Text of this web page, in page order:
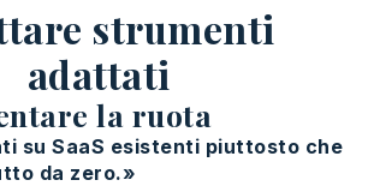
strumenti
adattati
la ruota
su SaaS esistenti piuttosto che
da zero.»